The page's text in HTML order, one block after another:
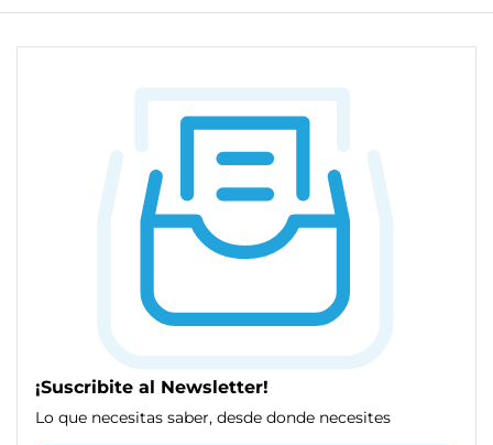
¡Suscribite al Newsletter!
Lo que necesitas saber, desde donde necesites